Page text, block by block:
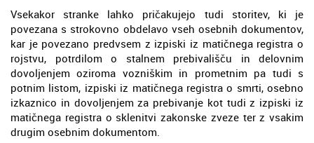
Vsekakor stranke lahko pričakujejo tudi storitev, ki je
povezana s strokovno obdelavo vseh osebnih dokumentov,
kar je povezano predvsem z izpiski iz matičnega registra o
rojstvu, potrdilom o stalnem prebivališču in delovnim
dovoljenjem oziroma vozniškim in prometnim pa tudi s
potnim listom, izpiski iz matičnega registra o smrti, osebno
izkaznico in dovoljenjem za prebivanje kot tudi z izpiski iz
matičnega registra o sklenitvi zakonske zveze ter z vsakim
drugim osebnim dokumentom.